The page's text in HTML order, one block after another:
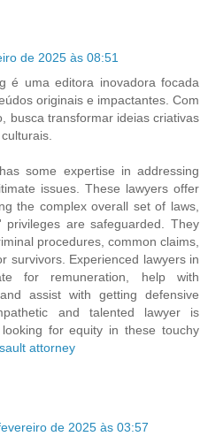
de 2025 às 08:51
é uma editora inovadora focada
originais e impactantes. Com
busca transformar ideias criativas
some expertise in addressing
issues. These lawyers offer
the complex overall set of laws,
privileges are safeguarded. They
procedures, common claims,
survivors. Experienced lawyers in
for remuneration, help with
assist with getting defensive
and talented lawyer is
for equity in these touchy
attorney
de 2025 às 03:57